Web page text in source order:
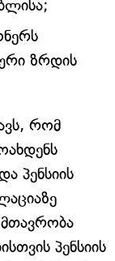
ზრდის
რომ
პენსიის
პენსიის